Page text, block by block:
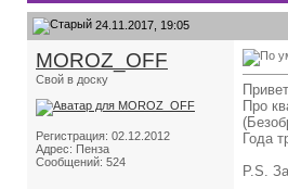
24.11.2017, 19:05
MOROZ_OFF
Свой в доску
Регистрация: 02.12.2012
Адрес: Пенза
Сообщений: 524
Про
Года
P.S.